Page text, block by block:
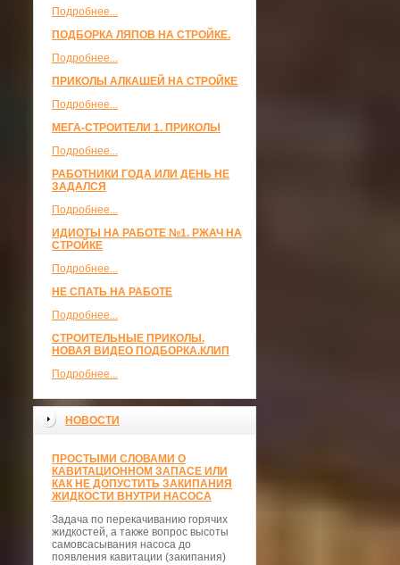
Подробнее...
ПОДБОРКА ЛЯПОВ НА СТРОЙКЕ.
Подробнее...
ПРИКОЛЫ АЛКАШЕЙ НА СТРОЙКЕ
Подробнее...
МЕГА-СТРОИТЕЛИ 1. ПРИКОЛЫ
Подробнее...
РАБОТНИКИ ГОДА ИЛИ ДЕНЬ НЕ
ЗАДАЛСЯ
Подробнее...
ИДИОТЫ НА РАБОТЕ №1. РЖАЧ НА
СТРОЙКЕ
Подробнее...
НЕ СПАТЬ НА РАБОТЕ
Подробнее...
СТРОИТЕЛЬНЫЕ ПРИКОЛЫ.
НОВАЯ ВИДЕО ПОДБОРКА.КЛИП
Подробнее...
НОВОСТИ
ПРОСТЫМИ СЛОВАМИ О
КАВИТАЦИОННОМ ЗАПАСЕ ИЛИ
КАК НЕ ДОПУСТИТЬ ЗАКИПАНИЯ
ЖИДКОСТИ ВНУТРИ НАСОСА
Задача по перекачиванию горячих
жидкостей, а также вопрос высоты
самовсасывания насоса до
появления кавитации (закипания)